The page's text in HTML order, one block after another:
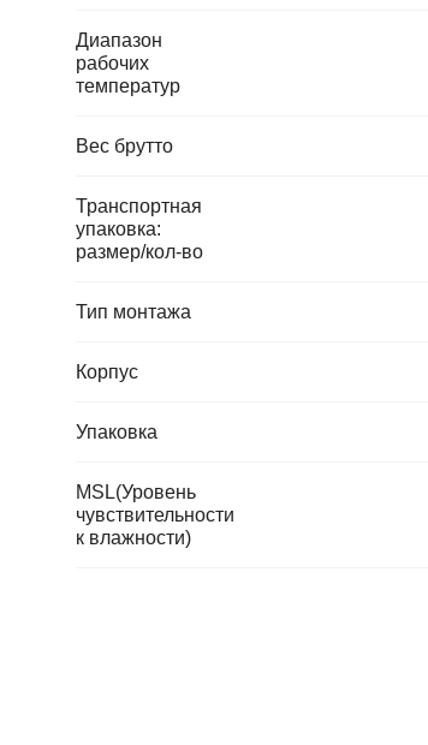
Диапазон
рабочих
температур
Вес брутто
Транспортная
упаковка:
размер/кол-во
Тип монтажа
Корпус
Упаковка
MSL(Уровень
чувствительности
к влажности)